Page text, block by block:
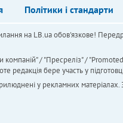
Політики і стандарти
на LB.ua обов'язкове!
/ "Пресреліз" /
бере участь у
у рекламних